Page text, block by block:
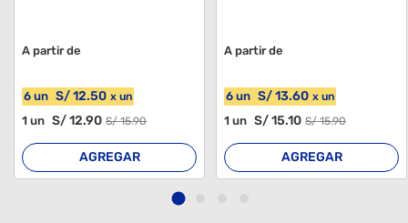
A partir de
6 un S/12.50 x un
1 un S/12.90 S/15.90
AGREGAR
A partir de
6 un S/13.60 x un
1 un S/15.10 S/15.90
AGREGAR